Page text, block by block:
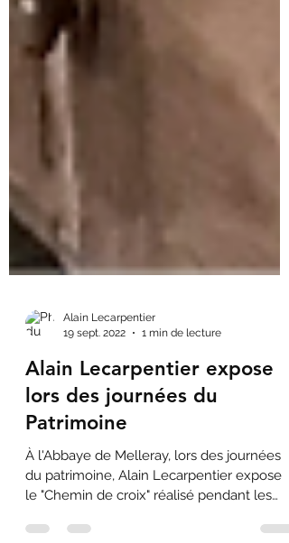
Alain Lecarpentier
19 sept. 2022
1 min de lecture
Alain Lecarpentier expose
lors des journées du
Patrimoine
du patrimoine, Alain Lecarpentier expose